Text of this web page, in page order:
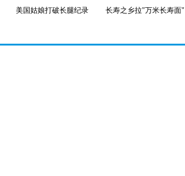
美国姑娘打破长腿纪录 长寿之乡拉"万米长寿面"